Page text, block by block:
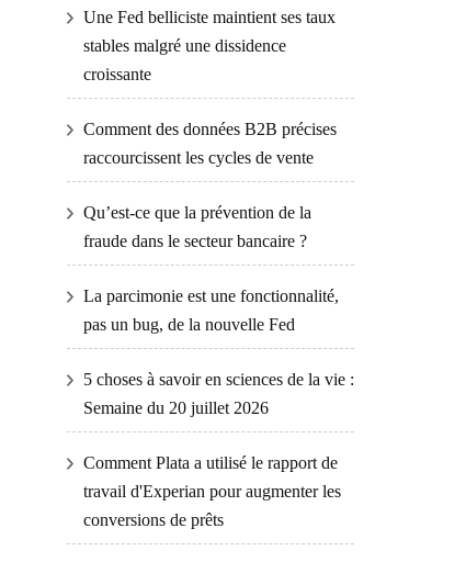
Une Fed belliciste maintient ses taux
stables malgré une dissidence
croissante
Comment des données B2B précises
raccourcissent les cycles de vente
Qu’est-ce que la prévention de la
fraude dans le secteur bancaire ?
La parcimonie est une fonctionnalité,
pas un bug, de la nouvelle Fed
5 choses à savoir en sciences de la vie :
Semaine du 20 juillet 2026
Comment Plata a utilisé le rapport de
travail d'Experian pour augmenter les
conversions de prêts